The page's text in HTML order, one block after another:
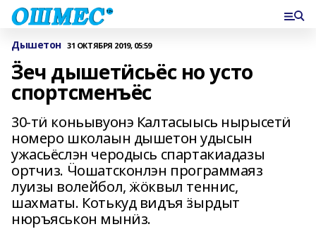
Дышетон 31 ОКТЯБРЯ 2019, 05:59
Ӟеч дышетӥсьёс но усто
спортсменъёс
30-тӥ коньывуонэ Калтасыысь нырысетӥ
номеро школаын дышетон удысын
ужасьёслэн черодысь спартакиадазы
ортчиз. Ӵошатсконлэн программаяз
луизы волейбол, ӝӧквыл теннис,
шахматы. Котькуд видъя ӟырдыт
нюръяськон мынӥз.